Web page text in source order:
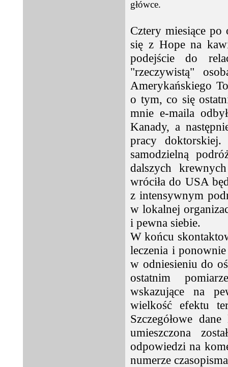
główce.
Cztery miesiące
się z Hope na
podejście do
"rzeczywistą"
Amerykańskiego
o tym, co się
mnie e-maila
Kanady, a
pracy
samodzielną
dalszych
wróciła do USA
z intensywnym
w lokalnej
i pewna siebie.
W końcu
leczenia i
w odniesieniu do
ostatnim
wskazujące na
wielkość efektu
Szczegółowe
umieszczona
odpowiedzi na
numerze